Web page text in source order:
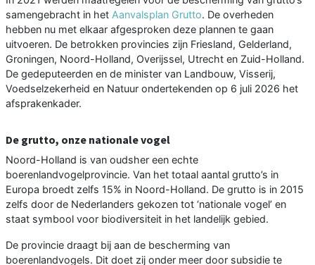
samengebracht in het Aanvalsplan Grutto. De overheden
hebben nu met elkaar afgesproken deze plannen te gaan
uitvoeren. De betrokken provincies zijn Friesland, Gelderland,
Groningen, Noord-Holland, Overijssel, Utrecht en Zuid-Holland.
De gedeputeerden en de minister van Landbouw, Visserij,
Voedselzekerheid en Natuur ondertekenden op 6 juli 2026 het
afsprakenkader.
De grutto, onze nationale vogel
Noord-Holland is van oudsher een echte
boerenlandvogelprovincie. Van het totaal aantal grutto’s in
Europa broedt zelfs 15% in Noord-Holland. De grutto is in 2015
zelfs door de Nederlanders gekozen tot ‘nationale vogel’ en
staat symbool voor biodiversiteit in het landelijk gebied.
De provincie draagt bij aan de bescherming van
boerenlandvogels. Dit doet zij onder meer door subsidie te